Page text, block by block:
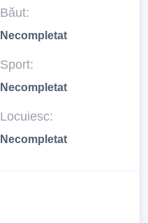
Băut:
Necompletat
Sport:
Necompletat
Locuiesc:
Necompletat